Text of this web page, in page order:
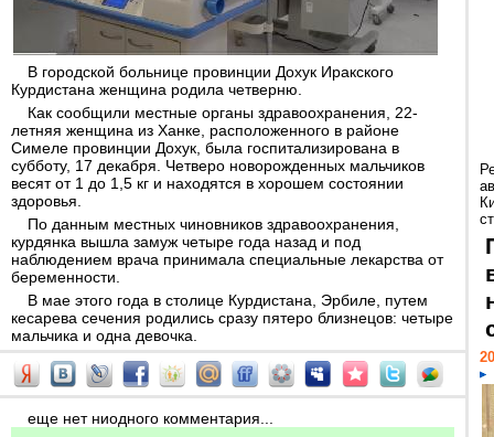
В городской больнице провинции Дохук Иракского
Курдистана женщина родила четверню.
Как сообщили местные органы здравоохранения, 22-
летняя женщина из Ханке, расположенного в районе
Симеле провинции Дохук, была госпитализирована в
субботу, 17 декабря. Четверо новорожденных мальчиков
весят от 1 до 1,5 кг и находятся в хорошем состоянии
здоровья.
По данным местных чиновников здравоохранения,
курдянка вышла замуж четыре года назад и под
наблюдением врача принимала специальные лекарства от
беременности.
В мае этого года в столице Курдистана, Эрбиле, путем
кесарева сечения родились сразу пятеро близнецов: четыре
мальчика и одна девочка.
еще нет ниодного комментария...